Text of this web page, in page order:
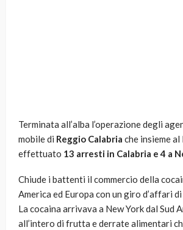
Terminata all’alba l’operazione degli
mobile di Reggio Calabria che insieme al
effettuato 13 arresti in Calabria e 4 a
Chiude i battenti il commercio della
America ed Europa con un giro d’affari
La cocaina arrivava a New York dal Sud
all’intero di frutta e derrate alimentari